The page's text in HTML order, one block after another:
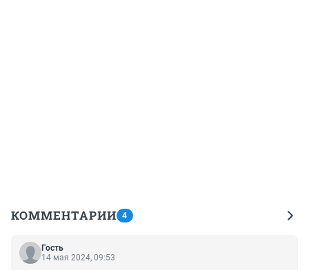
КОММЕНТАРИИ 4
Гость
14 мая 2024, 09:53